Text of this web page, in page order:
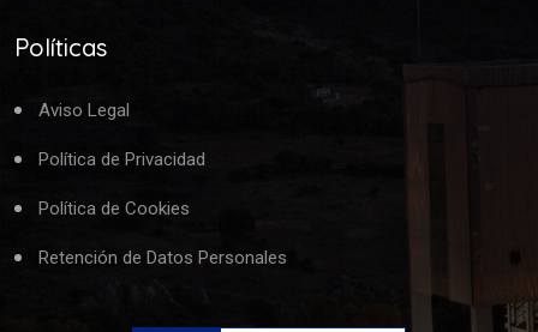
Políticas
Aviso Legal
Política de Privacidad
Política de Cookies
Retención de Datos Personales